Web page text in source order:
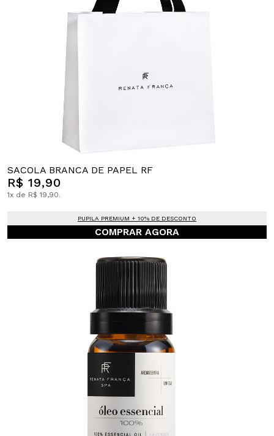
SACOLA BRANCA DE PAPEL RF
R$ 19,90
1x de R$ 19,90.
PUPILA PREMIUM + 10% DE DESCONTO
COMPRAR AGORA